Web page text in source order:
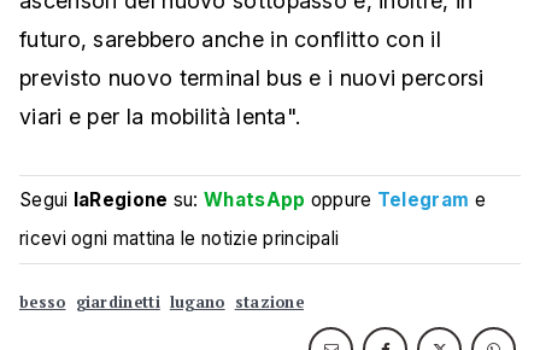
futuro, sarebbero anche in conflitto con il
previsto nuovo terminal bus e i nuovi percorsi
viari e per la mobilità lenta".
Segui laRegione su:WhatsApp oppure Telegram e
ricevi ogni mattina le notizie principali
besso giardinetti lugano stazione